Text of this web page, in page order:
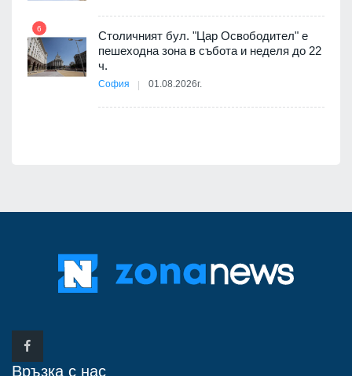
6
Столичният бул. "Цар Освободител" е
пешеходна зона в събота и неделя до 22
ч.
София 01.08.2026г.
Връзка с нас